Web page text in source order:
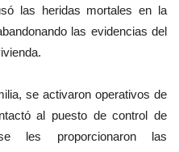
las heridas mortales en la
las evidencias del
se activaron operativos de
al puesto de control de
les proporcionaron las